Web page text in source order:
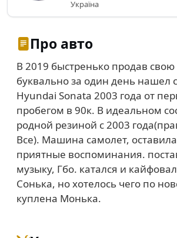
Україна
Про авто
В 2019 быстренько продав
буквально за один день нашел
Hyundai Sonata 2003 года от
пробегом в 90к. В идеальном
родной резиной с 2003
Все). Машина самолет,
приятные воспоминания.
музыку, Гбо. катался и
Сонька, но хотелось чего по
куплена Монька.